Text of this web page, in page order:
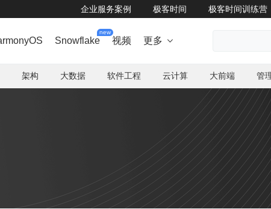
企业服务案例 极客时间 极客时间训练营
Snowflake
new
视频 更多 
架构 大数据 软件工程 云计算 大前端 管